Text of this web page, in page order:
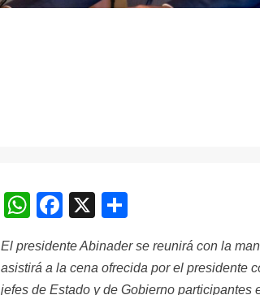
WhatsApp
Facebook
X Compartir
El presidente Abinader se reunirá con la
asistirá a la cena ofrecida por el presidente
jefes de Estado y de Gobierno